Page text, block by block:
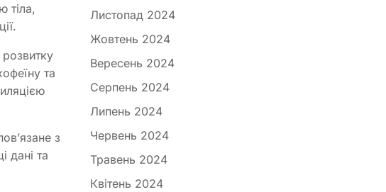
тіла,
та
з
дані та
Листопад 2024
Жовтень 2024
Вересень 2024
Серпень 2024
Липень 2024
Червень 2024
Травень 2024
Квітень 2024